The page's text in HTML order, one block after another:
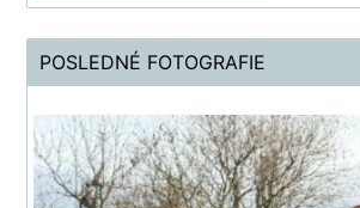
POSLEDNÉ FOTOGRAFIE